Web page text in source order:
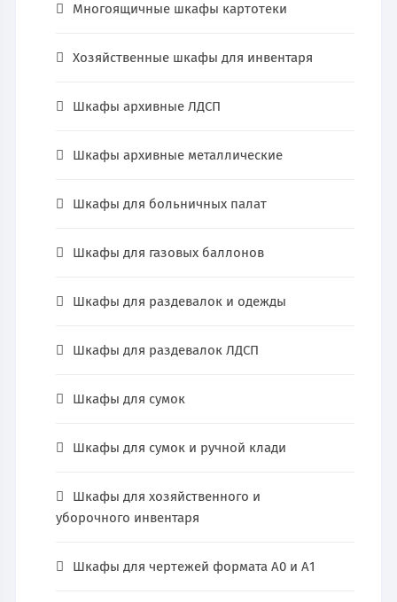
Многоящичные шкафы картотеки
Хозяйственные шкафы для инвентаря
Шкафы архивные ЛДСП
Шкафы архивные металлические
Шкафы для больничных палат
Шкафы для газовых баллонов
Шкафы для раздевалок и одежды
Шкафы для раздевалок ЛДСП
Шкафы для сумок
Шкафы для сумок и ручной клади
Шкафы для хозяйственного и
уборочного инвентаря
Шкафы для чертежей формата А0 и А1